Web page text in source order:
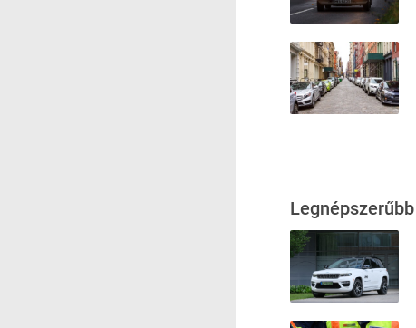
Legnépszerűbb